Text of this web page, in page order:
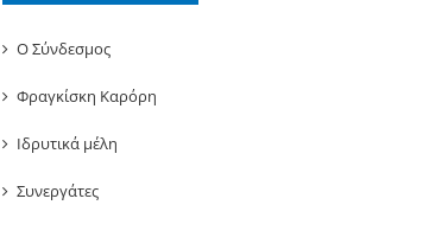
Ο Σύνδεσμος
Φραγκίσκη Καρόρη
Ιδρυτικά μέλη
Συνεργάτες